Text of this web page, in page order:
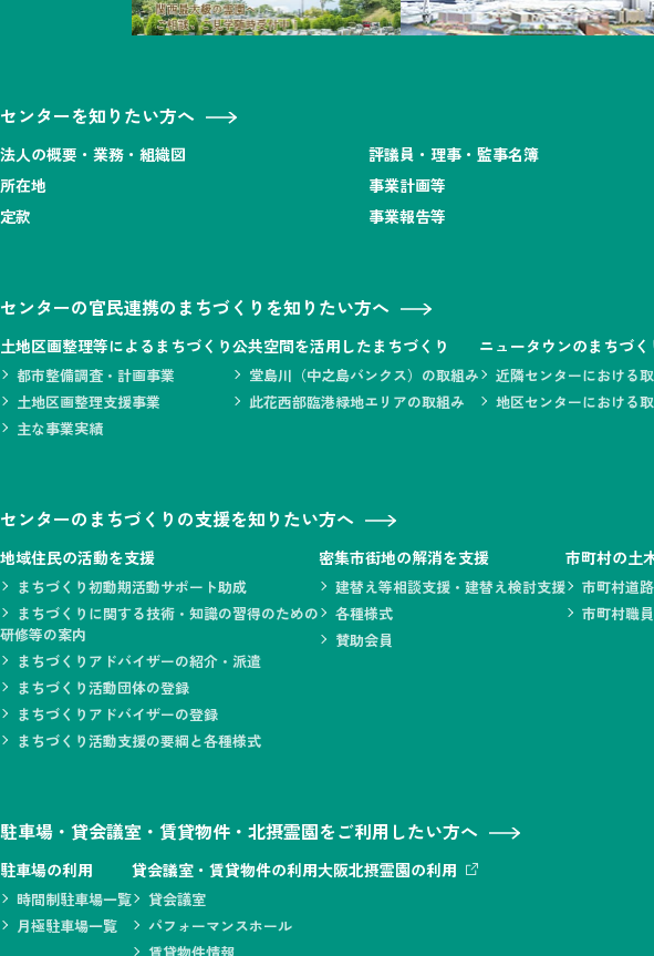
センターを知りたい方へ
法人の概要・業務・組織図 評議員・理事・監事名簿
所在地
事業計画等
定款
事業報告等
センターの官民連携のまちづくりを知りたい方へ
土地区画整理等によるまちづくり
都市整備調査・計画事業
土地区画整理支援事業
主な事業実績
公共空間を活用したまちづくり
堂島川（中之島バンクス）の取組み
此花西部臨港緑地エリアの取組み
ニュータウンのまちづく
近隣センターにおける
地区センターにおける
センターのまちづくりの支援を知りたい方へ
地域住民の活動を支援
まちづくり初動期活動サポート助成
まちづくりに関する技術・知識の習得のための
研修等の案内
まちづくりアドバイザーの紹介・派遣
まちづくり活動団体の登録
まちづくりアドバイザーの登録
まちづくり活動支援の要綱と各種様式
密集市街地の解消を支援
建替え等相談支援・建替え検討支援
各種様式
賛助会員
市町村の土
市町村道
市町村職
駐車場・貸会議室・賃貸物件・北摂霊園をご利用したい方へ
駐車場の利用
時間制駐車場一覧
月極駐車場一覧
貸会議室・賃貸物件の利用
貸会議室
パフォーマンスホール
賃貸物件情報
大阪北摂霊園の利用